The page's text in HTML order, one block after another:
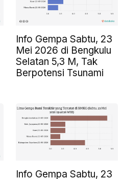
Info Gempa Sabtu, 23
Mei 2026 di Bengkulu
Selatan 5,3 M, Tak
Berpotensi Tsunami
Info Gempa Sabtu, 23